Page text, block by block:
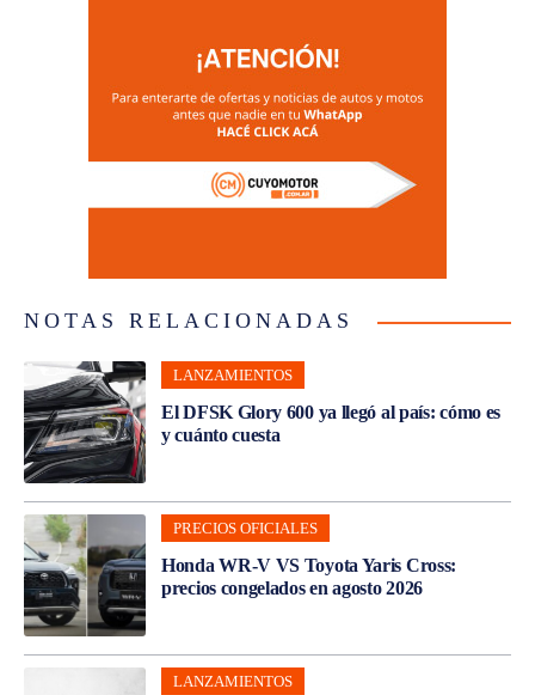
NOTAS RELACIONADAS
LANZAMIENTOS
El DFSK Glory 600 ya llegó al país: cómo es
y cuánto cuesta
PRECIOS OFICIALES
Honda WR-V VS Toyota Yaris Cross:
precios congelados en agosto 2026
LANZAMIENTOS